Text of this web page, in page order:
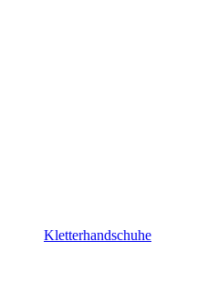
Kletterhandschuhe